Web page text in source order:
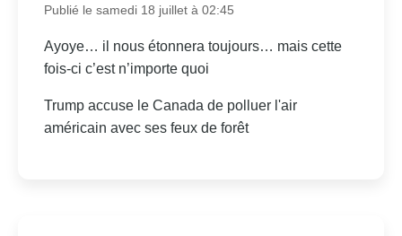
Publié le samedi 18 juillet à 02:45
Ayoye… il nous étonnera toujours… mais cette
fois-ci c’est n’importe quoi
Trump accuse le Canada de polluer l'air
américain avec ses feux de forêt